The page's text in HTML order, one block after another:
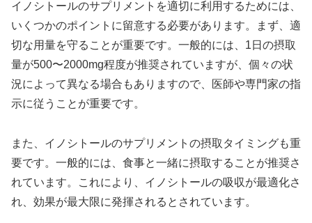
イノシトールのサプリメントを適切に利用するためには、
いくつかのポイントに留意する必要があります。まず、適
切な用量を守ることが重要です。一般的には、1日の摂取
量が500〜2000mg程度が推奨されていますが、個々の状
況によって異なる場合もありますので、医師や専門家の指
示に従うことが重要です。
また、イノシトールのサプリメントの摂取タイミングも重
要です。一般的には、食事と一緒に摂取することが推奨さ
れています。これにより、イノシトールの吸収が最適化さ
れ、効果が最大限に発揮されるとされています。